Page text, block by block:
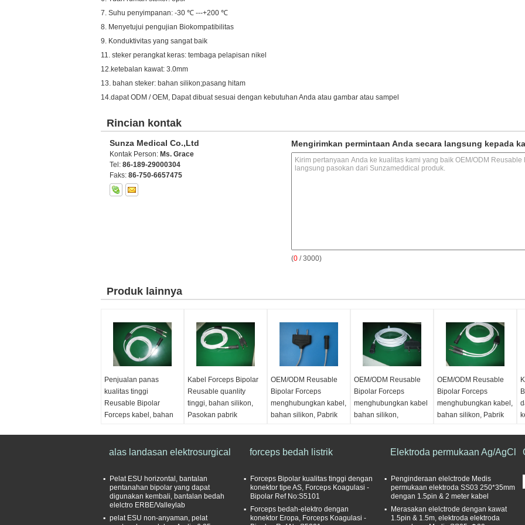
7. Suhu penyimpanan: -30 ℃ ---+200 ℃
8. Menyetujui pengujian Biokompatibilitas
9. Konduktivitas yang sangat baik
11. steker perangkat keras: tembaga pelapisan nikel
12.ketebalan kawat: 3.0mm
13. bahan steker: bahan silikon;pasang hitam
14.dapat ODM / OEM, Dapat dibuat sesuai dengan kebutuhan Anda atau gambar atau sampel
Rincian kontak
Sunza Medical Co.,Ltd
Kontak Person: Ms. Grace
Tel: 86-189-29000304
Faks: 86-750-6657475
Mengirimkan permintaan Anda secara langsung kepada
(0 / 3000)
Produk lainnya
Penjualan panas
kualitas tinggi
Reusable Bipolar
Forceps kabel, bahan
Sunzameddical
Bahan:Silikon
Dapat digunakan
kembali/sekali pakai:
Dapat digunakan
kembali
Kabel Forceps Bipolar
Reusable quanlity
tinggi, bahan silikon,
Pasokan pabrik
Warna:Abu-abu
Dapat digunakan
kembali/sekali pakai:
Dapat digunakan
OEM/ODM Reusable
Bipolar Forceps
menghubungkan kabel,
bahan silikon, Pabrik
Warna:Abu-abu
Dapat digunakan
kembali/sekali pakai:
Dapat digunakan
kembali
OEM/ODM Reusable
Bipolar Forceps
menghubungkan kabel
bahan silikon,
Silikon
Dapat digunakan
kembali/sekali pakai:
Dapat digunakan
kembali
OEM/ODM Reusable
Bipolar Forceps
menghubungkan kabel,
bahan silikon, Pabrik
Bahan:Silikon
kembali/sekali pakai:
Dapat digunakan
kembali
alas landasan elektrosurgical
Pelat ESU horizontal, bantalan
pentanahan bipolar yang dapat
digunakan kembali, bantalan bedah
elelctro ERBE/Valleylab
pelat ESU non-anyaman, pelat
forceps bedah listrik
Forceps Bipolar kualitas tinggi dengan
konektor tipe AS, Forceps Koagulasi -
Bipolar Ref No:S5101
Forceps bedah-elektro dengan
konektor Eropa, Forceps Koagulasi -
Elektroda permukaan Ag/AgCl
Penginderaan elelctrode Medis
permukaan elektroda SS03 250*35mm
dengan 1.5pin & 2 meter kabel
Merasakan elelctrode dengan kawat
1.5pin & 1.5m, elektroda elektroda